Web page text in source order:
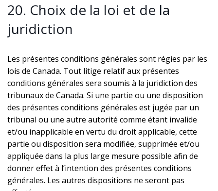
20. Choix de la loi et de la
juridiction
Les présentes conditions générales sont régies par les
lois de Canada. Tout litige relatif aux présentes
conditions générales sera soumis à la juridiction des
tribunaux de Canada. Si une partie ou une disposition
des présentes conditions générales est jugée par un
tribunal ou une autre autorité comme étant invalide
et/ou inapplicable en vertu du droit applicable, cette
partie ou disposition sera modifiée, supprimée et/ou
appliquée dans la plus large mesure possible afin de
donner effet à l’intention des présentes conditions
générales. Les autres dispositions ne seront pas